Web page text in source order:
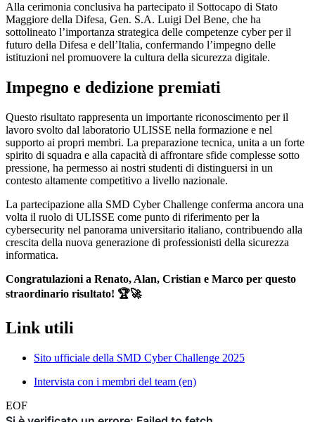
Alla cerimonia conclusiva ha partecipato il Sottocapo di Stato
Maggiore della Difesa, Gen. S.A. Luigi Del Bene, che ha
sottolineato l’importanza strategica delle competenze cyber per il
futuro della Difesa e dell’Italia, confermando l’impegno delle
istituzioni nel promuovere la cultura della sicurezza digitale.
Impegno e dedizione premiati
Questo risultato rappresenta un importante riconoscimento per il
lavoro svolto dal laboratorio ULISSE nella formazione e nel
supporto ai propri membri. La preparazione tecnica, unita a un forte
spirito di squadra e alla capacità di affrontare sfide complesse sotto
pressione, ha permesso ai nostri studenti di distinguersi in un
contesto altamente competitivo a livello nazionale.
La partecipazione alla SMD Cyber Challenge conferma ancora una
volta il ruolo di ULISSE come punto di riferimento per la
cybersecurity nel panorama universitario italiano, contribuendo alla
crescita della nuova generazione di professionisti della sicurezza
informatica.
Congratulazioni a Renato, Alan, Cristian e Marco per questo
straordinario risultato! 🏆🚀
Link utili
Sito ufficiale della SMD Cyber Challenge 2025
Intervista con i membri del team (en)
EOF